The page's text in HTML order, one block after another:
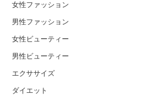
女性ファッション
男性ファッション
女性ビューティー
男性ビューティー
エクササイズ
ダイエット